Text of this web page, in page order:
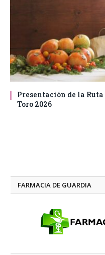
Presentación de la
Toro 2026
FARMACIA DE GUARDIA